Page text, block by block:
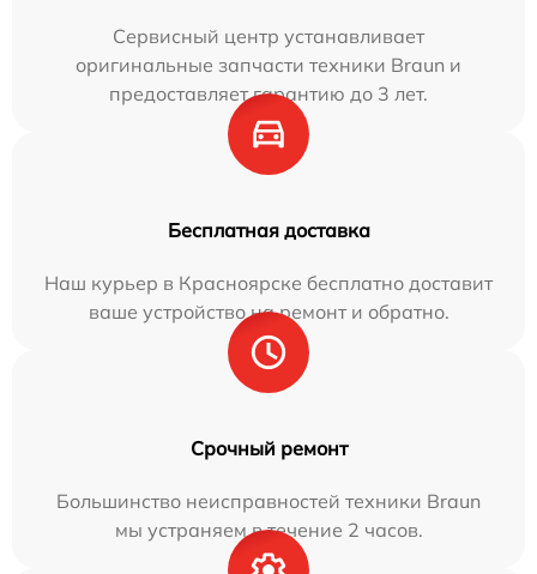
Сервисный центр устанавливает
оригинальные запчасти техники Braun и
предоставляет гарантию до 3 лет.
Бесплатная доставка
Наш курьер в Красноярске бесплатно доставит
ваше устройство на ремонт и обратно.
Срочный ремонт
Большинство неисправностей техники Braun
мы устраняем в течение 2 часов.